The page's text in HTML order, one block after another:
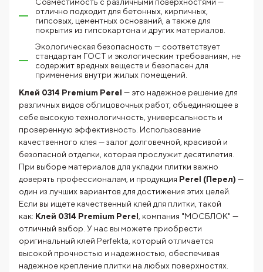
отлично подходит для бетонных, кирпичных,
гипсовых, цементных оснований, а также для
покрытия из гипсокартона и других материалов.
Экологическая безопасность — соответствует
стандартам ГОСТ и экологическим требованиям, не
содержит вредных веществ и безопасен для
применения внутри жилых помещений.
Клей 0314 Premium Perel — это надежное решение для
различных видов облицовочных работ, объединяющее в
себе высокую технологичность, универсальность и
проверенную эффективность. Использование
качественного клея — залог долговечной, красивой и
безопасной отделки, которая прослужит десятилетия.
При выборе материалов для укладки плитки важно
доверять профессионалам, и продукция Perel (Перел) —
один из лучших вариантов для достижения этих целей.
Если вы ищете качественный клей для плитки, такой
как: Клей 0314 Premium Perel , компания "МОСБЛОК" —
отличный выбор. У нас вы можете приобрести
оригинальный клей Perfekta, который отличается
высокой прочностью и надежностью, обеспечивая
надежное крепление плитки на любых поверхностях.